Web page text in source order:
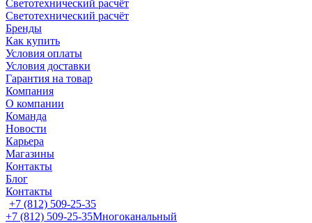
Светотехнический расчёт
Светотехнический расчёт
Бренды
Как купить
Условия оплаты
Условия доставки
Гарантия на товар
Компания
О компании
Команда
Новости
Карьера
Магазины
Контакты
Блог
Контакты
+7 (812) 509-25-35
+7 (812) 509-25-35Многоканальный